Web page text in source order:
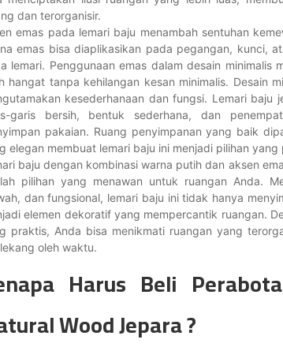
dan terorganisir.
emas pada lemari baju menambah sentuhan
emas bisa diaplikasikan pada pegangan, kunci,
lemari. Penggunaan emas dalam desain minimalis
hangat tanpa kehilangan kesan minimalis. Desain
kesederhanaan dan fungsi. Lemari baju
garis bersih, bentuk sederhana, dan
pakaian. Ruang penyimpanan yang baik
elegan membuat lemari baju ini menjadi pilihan
baju dengan kombinasi warna putih dan aksen
pilihan yang menawan untuk ruangan Anda.
dan fungsional, lemari baju ini tidak hanya
elemen dekoratif yang mempercantik ruangan.
praktis, Anda bisa menikmati ruangan yang
oleh waktu.
Harus Beli
Wood Jepara ?